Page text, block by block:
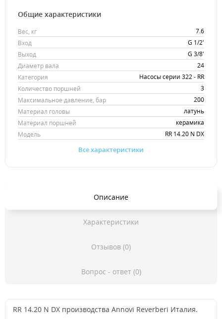
Общие характеристики
Вес, кг
7.6
Вход
G 1/2'
Выход
G 3/8'
Диаметр вала
24
Категория
Насосы серии 322 - RR
Количество поршней
3
Максимальное давление, бар
200
Материал головы
латунь
Материал поршней
керамика
Модель
RR 14.20 N DX
Все характеристики
Описание
Характеристики
Отзывов (0)
Вопрос - ответ (0)
RR 14.20 N DX производства Annovi Reverberi Италия.